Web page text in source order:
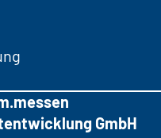
GmbH